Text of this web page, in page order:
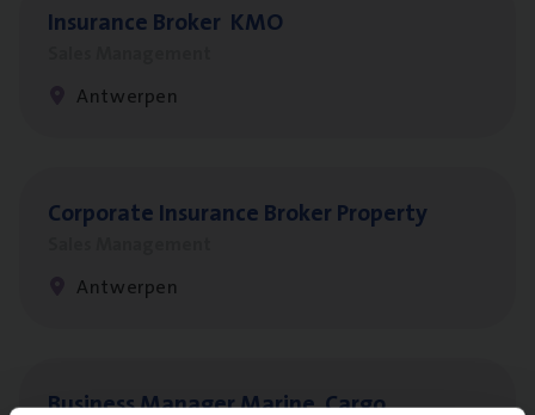
Insu­ran­ce Bro­ker KMO
Antwerpen
Cor­po­ra­te Insu­ran­ce Bro­ker Property
Antwerpen
Busi­ness Mana­ger Mari­ne Cargo